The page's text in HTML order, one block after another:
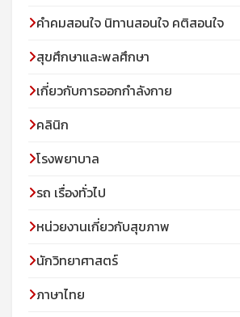
คําคมสอนใจ นิทานสอนใจ คติสอนใจ
สุขศึกษาและพลศึกษา
เกี่ยวกับการออกกำลังกาย
คลินิก
โรงพยาบาล
รถ เรื่องทั่วไป
หน่วยงานเกี่ยวกับสุขภาพ
นักวิทยาศาสตร์
ภาษาไทย